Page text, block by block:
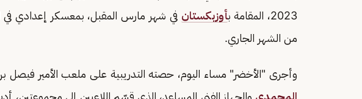
2023، المقامة ب
أوزبكستان في شهر مارس المقبل، بمعسكر إعدادي في
من الشهر الجاري.
وأجرى "الأخضر" مساء اليوم، حصته التدريبية على ملعب الأمير فيصل
المحمدي والجهاز الفني المساعد، الذي قسّم اللاعبين إلى مجموعتين،